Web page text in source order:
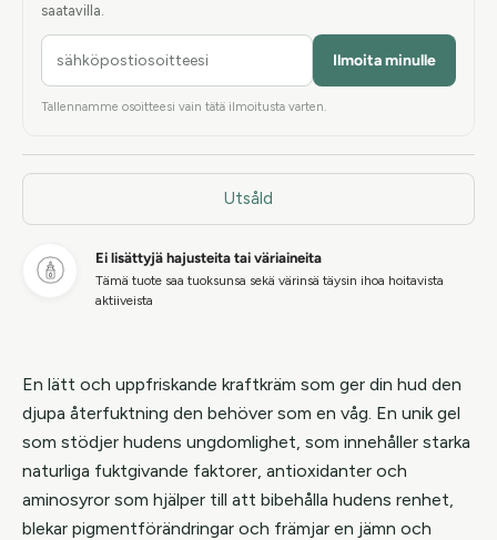
saatavilla.
Ilmoita minulle
Tallennamme osoitteesi vain tätä ilmoitusta varten.
Utsåld
Ei lisättyjä hajusteita tai väriaineita
Tämä tuote saa tuoksunsa sekä värinsä täysin ihoa hoitavista
aktiiveista
En lätt och uppfriskande kraftkräm som ger din hud den
djupa återfuktning den behöver som en våg. En unik gel
som stödjer hudens ungdomlighet, som innehåller starka
naturliga fuktgivande faktorer, antioxidanter och
aminosyror som hjälper till att bibehålla hudens renhet,
blekar pigmentförändringar och främjar en jämn och